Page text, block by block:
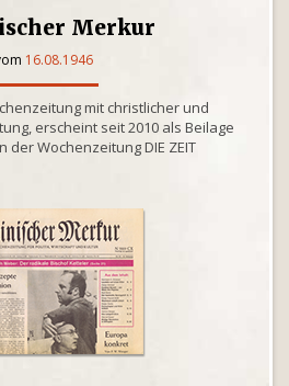
Merkur
16.08.1946
mit christlicher und
erscheint seit 2010 als Beilage
der Wochenzeitung DIE ZEIT